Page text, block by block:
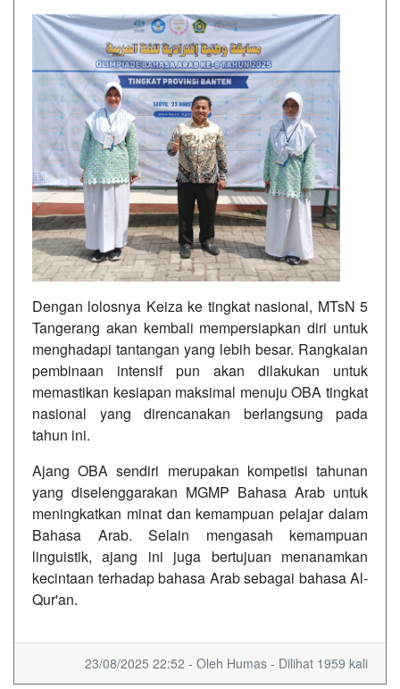
Dengan lolosnya Keiza ke tingkat nasional, MTsN 5
Tangerang akan kembali mempersiapkan diri untuk
menghadapi tantangan yang lebih besar. Rangkaian
pembinaan intensif pun akan dilakukan untuk
memastikan kesiapan maksimal menuju OBA tingkat
nasional yang direncanakan berlangsung pada
tahun ini.
Ajang OBA sendiri merupakan kompetisi tahunan
yang diselenggarakan MGMP Bahasa Arab untuk
meningkatkan minat dan kemampuan pelajar dalam
Bahasa Arab. Selain mengasah kemampuan
linguistik, ajang ini juga bertujuan menanamkan
kecintaan terhadap bahasa Arab sebagai bahasa Al-
Qur'an.
23/08/2025 22:52 - Oleh Humas - Dilihat 1959 kali